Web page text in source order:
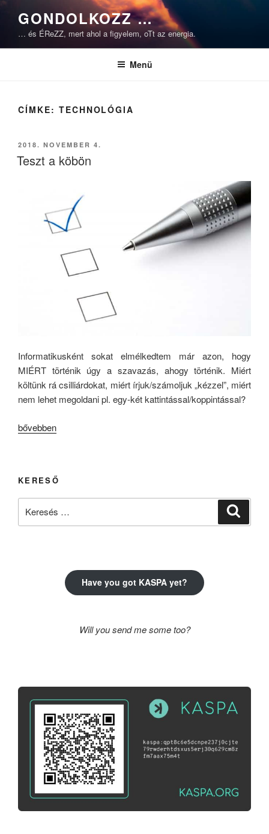
Tartalomhoz
GONDOLKOZZ …
… és ÉReZZ, mert ahol a figyelem, oTt az energia.
Menü
CÍMKE: TECHNOLÓGIA
BEKÜLDVE:
2018. NOVEMBER 4.
Teszt a köbön
Informatikusként sokat elmélkedtem már azon, hogy
MIÉRT történik úgy a szavazás, ahogy történik. Miért
költünk rá csilliárdokat, miért írjuk/számoljuk „kézzel”, miért
nem lehet megoldani pl. egy-két kattintással/koppintással?
„Teszt
bővebben
KERESŐ
Have you got KASPA yet?
Will you send me some too?